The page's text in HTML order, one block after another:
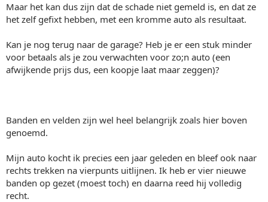
Maar het kan dus zijn dat de schade niet gemeld is, en dat ze
het zelf gefixt hebben, met een kromme auto als resultaat.
Kan je nog terug naar de garage? Heb je er een stuk minder
voor betaals als je zou verwachten voor zo;n auto (een
afwijkende prijs dus, een koopje laat maar zeggen)?
Banden en velden zijn wel heel belangrijk zoals hier boven
genoemd.
Mijn auto kocht ik precies een jaar geleden en bleef ook naar
rechts trekken na vierpunts uitlijnen. Ik heb er vier nieuwe
banden op gezet (moest toch) en daarna reed hij volledig
recht.